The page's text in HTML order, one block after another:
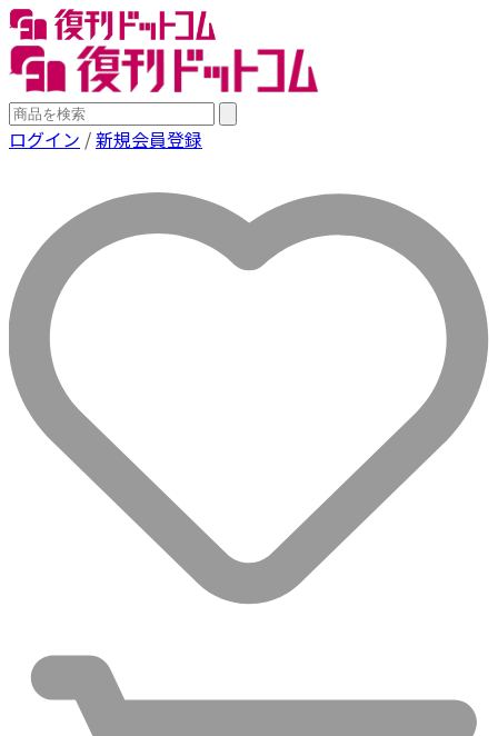
ログイン /新規会員登録